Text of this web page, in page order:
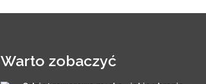
Warto zobaczyć